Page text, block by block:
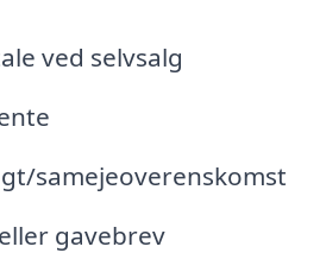
ved selvsalg
samejeoverenskomst
gavebrev